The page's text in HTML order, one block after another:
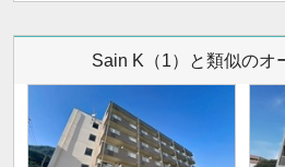
Sain K（1）と類似のオ